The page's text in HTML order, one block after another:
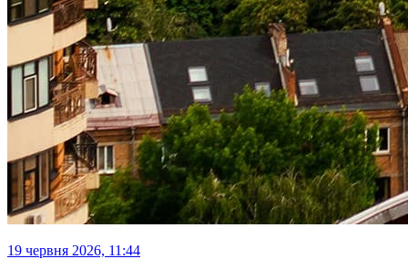
19 червня 2026, 11:44